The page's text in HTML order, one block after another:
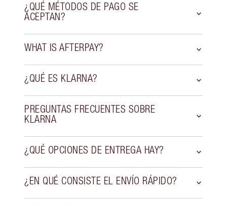
¿QUÉ MÉTODOS DE PAGO SE
ACEPTAN?
WHAT IS AFTERPAY?
¿QUÉ ES KLARNA?
PREGUNTAS FRECUENTES SOBRE
KLARNA
¿QUÉ OPCIONES DE ENTREGA HAY?
¿EN QUÉ CONSISTE EL ENVÍO RÁPIDO?